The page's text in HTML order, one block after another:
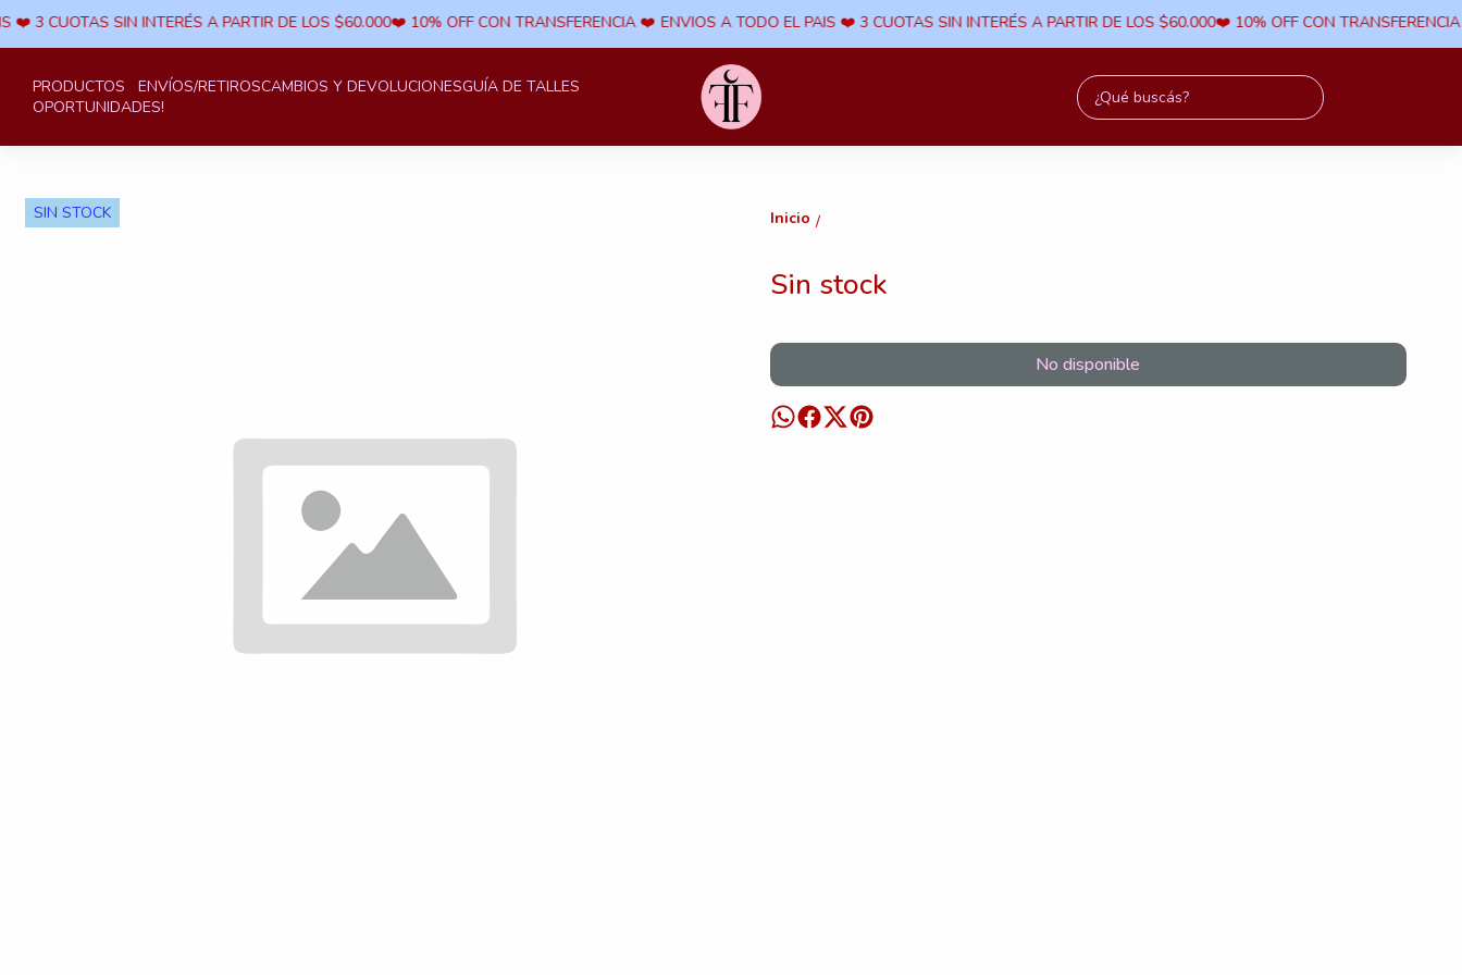
​❤️ 3 CUOTAS SIN INTERÉS A PARTIR DE LOS $60.000​❤️ 10% OFF CON TRANSFERENCIA ​❤️ ENVIOS A TODO EL PAIS ​❤️ 3 CUOTAS SIN INTERÉS A PARTIR DE LOS $60.000​❤️ 10% OFF CON
PRODUCTOS ENVÍOS/RETIROSCAMBIOS Y DEVOLUCIONESGUÍA DE TALLES
OPORTUNIDADES!
SIN STOCK Inicio /
Sin stock
No disponible